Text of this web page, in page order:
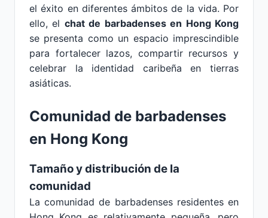
el éxito en diferentes ámbitos de la vida. Por
ello, el chat de barbadenses en Hong Kong
se presenta como un espacio imprescindible
para fortalecer lazos, compartir recursos y
celebrar la identidad caribeña en tierras
asiáticas.
Comunidad de barbadenses
en Hong Kong
Tamaño y distribución de la
comunidad
La comunidad de barbadenses residentes en